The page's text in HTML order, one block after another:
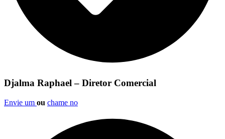
Djalma Raphael – Diretor Comercial
Envie um ou chame no